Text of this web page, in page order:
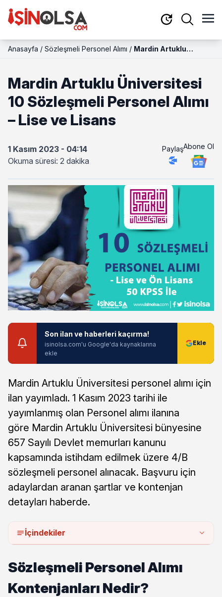
Anasayfa / Sözleşmeli Personel Alımı / Mardin Artuklu
Alımı – Lise ve Lisans
Mardin Artuklu Üniversitesi
10 Sözleşmeli Personel Alımı
– Lise ve Lisans
1 Kasım 2023 - 04:14
Okuma süresi: 2 dakika
PaylaşAbone Ol
Son ilan ve haberleri kaçırma!
isinolsa.com'u Google'da kaynaklarına
ekle
Mardin Artuklu Üniversitesi personel alımı için
ilan yayımladı. 1 Kasım 2023 tarihi ile
yayımlanmış olan Personel alımı ilanına
göre Mardin Artuklu Üniversitesi bünyesine
657 Sayılı Devlet memurları kanunu
kapsamında istihdam edilmek üzere 4/B
sözleşmeli personel alınacak. Başvuru için
adaylardan aranan şartlar ve kontenjan
detayları haberde.
İçindekiler
Sözleşmeli Personel Alımı
Kontenjanları Nedir?